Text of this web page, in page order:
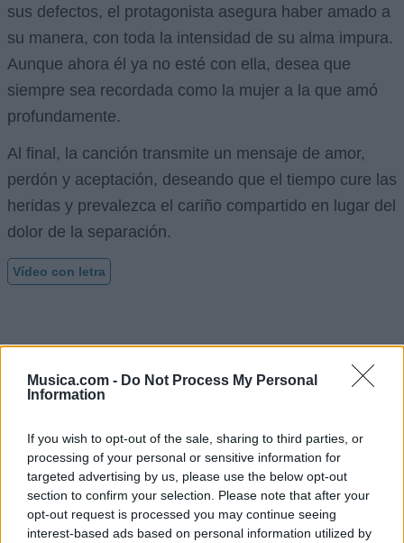
Musica.com - Do Not Process My Personal
Information
If you wish to opt-out of the sale, sharing to third parties, or
processing of your personal or sensitive information for
targeted advertising by us, please use the below opt-out
section to confirm your selection. Please note that after your
opt-out request is processed you may continue seeing
interest-based ads based on personal information utilized by
sus defectos, el protagonista asegura haber amado a
su manera, con toda la intensidad de su alma impura.
Aunque ahora él ya no esté con ella, desea que
siempre sea recordada como la mujer a la que amó
profundamente.
Al final, la canción transmite un mensaje de amor,
perdón y aceptación, deseando que el tiempo cure las
heridas y prevalezca el cariño compartido en lugar del
dolor de la separación.
Vídeo con letra